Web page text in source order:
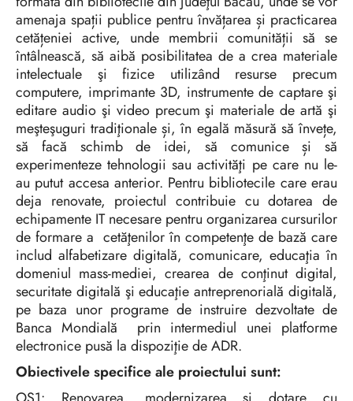
amenaja spații publice pentru învățarea și practicarea
cetățeniei active, unde membrii comunității să se
întâlnească, să aibă posibilitatea de a crea materiale
intelectuale şi fizice utilizând resurse precum
computere, imprimante 3D, instrumente de captare şi
editare audio şi video precum şi materiale de artă şi
meşteşuguri tradiţionale și, în egală măsură să învețe,
să facă schimb de idei, să comunice și să
experimenteze tehnologii sau activităţi pe care nu le-
au putut accesa anterior. Pentru bibliotecile care erau
deja renovate, proiectul contribuie cu dotarea de
echipamente IT necesare pentru organizarea cursurilor
de formare a cetăţenilor în competenţe de bază care
includ alfabetizare digitală, comunicare, educaţia în
domeniul mass-mediei, crearea de conţinut digital,
securitate digitală şi educaţie antreprenorială digitală,
pe baza unor programe de instruire dezvoltate de
Banca Mondială prin intermediul unei platforme
electronice pusă la dispoziţie de ADR.
Obiectivele specifice ale proiectului sunt: